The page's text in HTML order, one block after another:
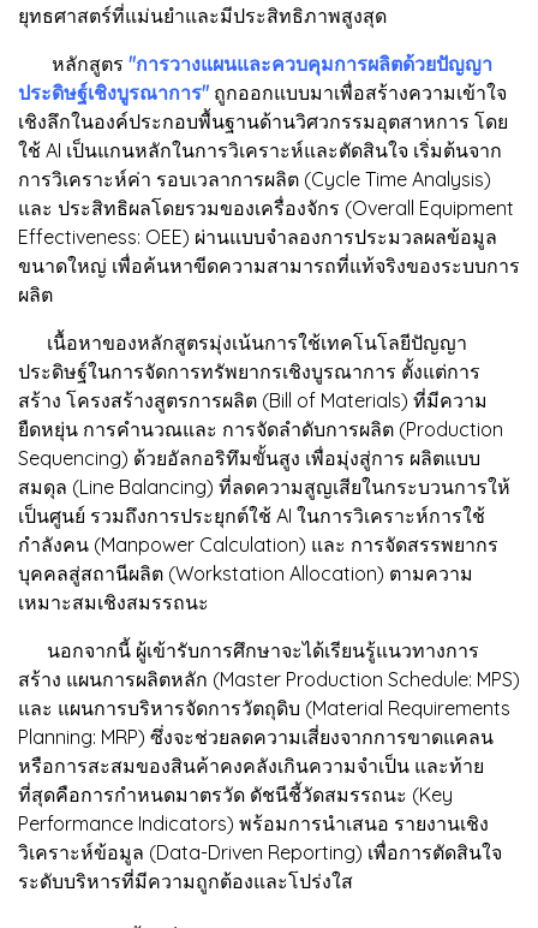
ยุทธศาสตร์ที่แม่นยำและมีประสิทธิภาพสูงสุด
หลักสูตร "การวางแผนและควบคุมการผลิตด้วยปัญญา
ประดิษฐ์เชิงบูรณาการ" ถูกออกแบบมาเพื่อสร้างความเข้าใจ
เชิงลึกในองค์ประกอบพื้นฐานด้านวิศวกรรมอุตสาหการ โดย
ใช้ AI เป็นแกนหลักในการวิเคราะห์และตัดสินใจ เริ่มต้นจาก
การวิเคราะห์ค่า รอบเวลาการผลิต (Cycle Time Analysis)
และ ประสิทธิผลโดยรวมของเครื่องจักร (Overall Equipment
Effectiveness: OEE) ผ่านแบบจำลองการประมวลผลข้อมูล
ขนาดใหญ่ เพื่อค้นหาขีดความสามารถที่แท้จริงของระบบการ
ผลิต
เนื้อหาของหลักสูตรมุ่งเน้นการใช้เทคโนโลยีปัญญา
ประดิษฐ์ในการจัดการทรัพยากรเชิงบูรณาการ ตั้งแต่การ
สร้าง โครงสร้างสูตรการผลิต (Bill of Materials) ที่มีความ
ยืดหยุ่น การคำนวณและ การจัดลำดับการผลิต (Production
Sequencing) ด้วยอัลกอริทึมขั้นสูง เพื่อมุ่งสู่การ ผลิตแบบ
สมดุล (Line Balancing) ที่ลดความสูญเสียในกระบวนการให้
เป็นศูนย์ รวมถึงการประยุกต์ใช้ AI ในการวิเคราะห์การใช้
กำลังคน (Manpower Calculation) และ การจัดสรรพยากร
บุคคลสู่สถานีผลิต (Workstation Allocation) ตามความ
เหมาะสมเชิงสมรรถนะ
นอกจากนี้ ผู้เข้ารับการศึกษาจะได้เรียนรู้แนวทางการ
สร้าง แผนการผลิตหลัก (Master Production Schedule: MPS)
และ แผนการบริหารจัดการวัตถุดิบ (Material Requirements
Planning: MRP) ซึ่งจะช่วยลดความเสี่ยงจากการขาดแคลน
หรือการสะสมของสินค้าคงคลังเกินความจำเป็น และท้าย
ที่สุดคือการกำหนดมาตรวัด ดัชนีชี้วัดสมรรถนะ (Key
Performance Indicators) พร้อมการนำเสนอ รายงานเชิง
วิเคราะห์ข้อมูล (Data-Driven Reporting) เพื่อการตัดสินใจ
ระดับบริหารที่มีความถูกต้องและโปร่งใส